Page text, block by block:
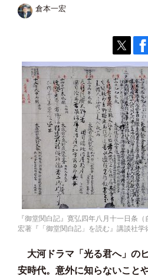
倉本一宏
『御堂関白記』寛弘四年八月十一日条
宏著『「御堂関白記」を読む』講談社学
大河ドラマ「光る君へ」の
安時代。意外に知らないこと